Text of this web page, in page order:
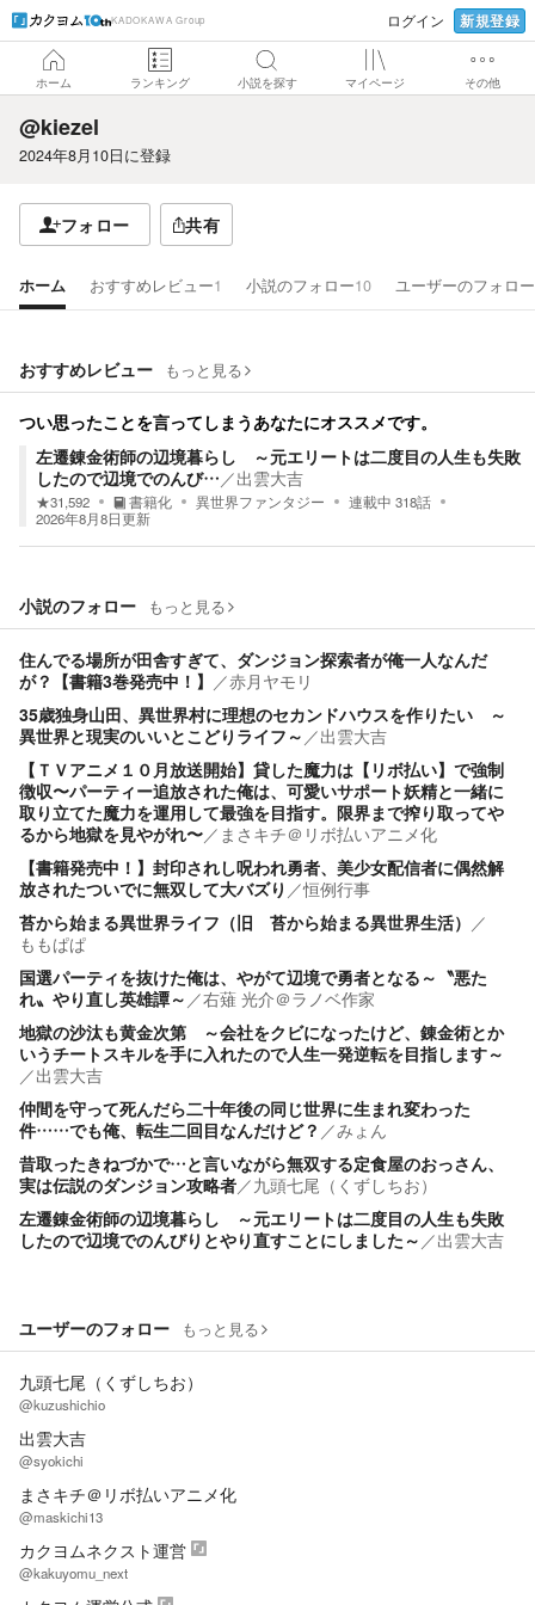
KADOKAWA Group ログイン 新規登録
ホーム ランキング 小説を探す マイページ その他
@kiezel
2024年8月10日に登録
フォロー 共有
ホーム おすすめレビュー1 小説のフォロー10 ユーザーのフォロー
おすすめレビュー もっと見る
つい思ったことを言ってしまうあなたにオススメです。
左遷錬金術師の辺境暮らし ～元エリートは二度目の人生も失敗
したので辺境でのんび…／出雲大吉
★31,592 書籍化 異世界ファンタジー 連載中 318話
2026年8月8日更新
小説のフォロー もっと見る
住んでる場所が田舎すぎて、ダンジョン探索者が俺一人なんだ
が？【書籍3巻発売中！】 ／赤月ヤモリ
35歳独身山田、異世界村に理想のセカンドハウスを作りたい ～
異世界と現実のいいとこどりライフ～ ／出雲大吉
【ＴＶアニメ１０月放送開始】貸した魔力は【リボ払い】で強制
徴収〜パーティー追放された俺は、可愛いサポート妖精と一緒に
取り立てた魔力を運用して最強を目指す。限界まで搾り取ってや
るから地獄を見やがれ〜／ まさキチ＠リボ払いアニメ化
【書籍発売中！】封印されし呪われ勇者、美少女配信者に偶然解
放されたついでに無双して大バズり ／恒例行事
苔から始まる異世界ライフ（旧 苔から始まる異世界生活） ／
ももぱぱ
国選パーティを抜けた俺は、やがて辺境で勇者となる～〝悪た
れ〟やり直し英雄譚～ ／右薙 光介＠ラノベ作家
地獄の沙汰も黄金次第 ～会社をクビになったけど、錬金術とか
いうチートスキルを手に入れたので人生一発逆転を目指します～
／出雲大吉
仲間を守って死んだら二十年後の同じ世界に生まれ変わった
件……でも俺、転生二回目なんだけど？ ／みょん
昔取ったきねづかで…と言いながら無双する定食屋のおっさん、
実は伝説のダンジョン攻略者／九頭七尾（くずしちお）
左遷錬金術師の辺境暮らし ～元エリートは二度目の人生も失敗
したので辺境でのんびりとやり直すことにしました～ ／出雲大吉
ユーザーのフォロー もっと見る
九頭七尾（くずしちお）
@kuzushichio
出雲大吉
@syokichi
まさキチ＠リボ払いアニメ化
@maskichi13
カクヨムネクスト運営
@kakuyomu_next